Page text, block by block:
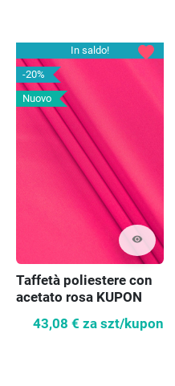
In saldo!
-20%
Nuovo
visibility
favorite
Taffetà poliestere con
acetato rosa KUPON
43,08 € za szt/kupon